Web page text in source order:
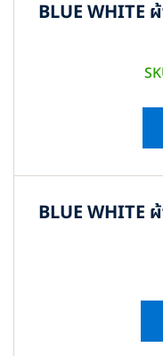
BLUE WHITE
BLUE WHITE